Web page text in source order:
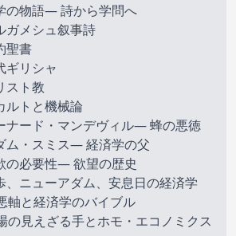
の物語— 詩から学問へ
ガメシュ叙事詩
聖書
ギリシャ
スト教
ルトと機械論
ナード・マンデヴィル— 蜂の悪徳
ム・スミス— 経済学の父
の必要性— 欲望の歴史
、ニューアダム、安息日の経済学
軸と経済学のバイブル
の見えざる手とホモ・エコノミクス